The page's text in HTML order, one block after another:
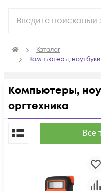
Каталог
Компьютеры,
Компьютеры,
оргтехника
Все
По популярности